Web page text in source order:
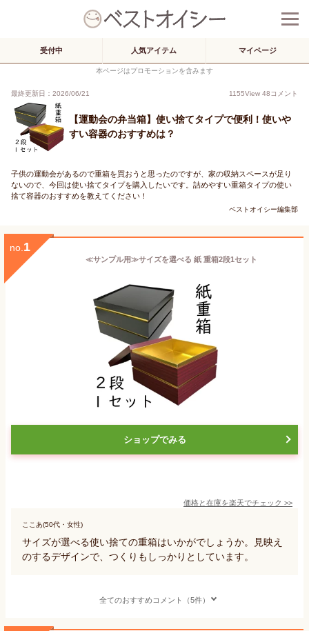
受付中 人気アイテム マイページ
本ページはプロモーションを含みます
最終更新日：2026/06/21 1155View 48コメント
【運動会の弁当箱】使い捨てタイプで便利！使いや
すい容器のおすすめは？
子供の運動会があるので重箱を買おうと思ったのですが、家の収納スペースが足り
ないので、今回は使い捨てタイプを購入したいです。詰めやすい重箱タイプの使い
捨て容器のおすすめを教えてください！
ベストオイシー編集部
no. 1
≪サンプル用≫サイズを選べる 紙 重箱2段1セット
ショップでみる
価格と在庫を楽天でチェック >>
ここあ(50代・女性)
サイズが選べる使い捨ての重箱はいかがでしょうか。見映え
のするデザインで、つくりもしっかりとしています。
全てのおすすめコメント（5件）